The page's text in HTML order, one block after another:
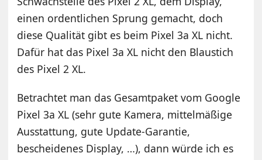
einen ordentlichen Sprung gemacht, doch
diese Qualität gibt es beim Pixel 3a XL nicht.
Dafür hat das Pixel 3a XL nicht den Blaustich
des Pixel 2 XL.
Betrachtet man das Gesamtpaket vom Google
Pixel 3a XL (sehr gute Kamera, mittelmäßige
Ausstattung, gute Update-Garantie,
bescheidenes Display, …), dann würde ich es